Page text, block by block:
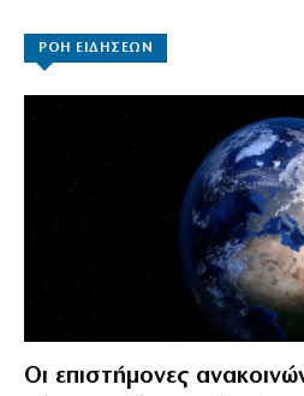
ΡΟΗ ΕΙΔΗΣΕΩΝ
Οι επιστήμονες